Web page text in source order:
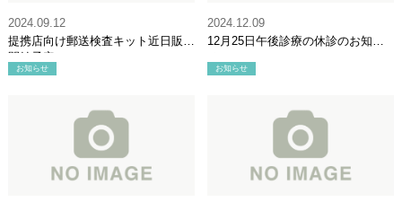
提携店向け郵送検査キット近日販売
開始予定
2024.09.12
お知らせ
12月25日午後診療の休診のお知ら
2024.12.09
お知らせ